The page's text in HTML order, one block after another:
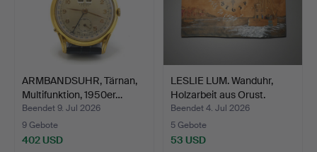
ARMBANDSUHR, Tärnan,
Multifunktion, 1950er…
Beendet 9. Jul 2026
9 Gebote
402 USD
LESLIE LUM. Wanduhr,
Holzarbeit aus Orust.
Beendet 4. Jul 2026
5 Gebote
53 USD